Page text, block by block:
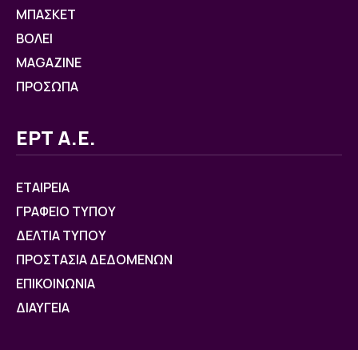
ΜΠΑΣΚΕΤ
ΒOΛΕΙ
MAGAZINE
ΠΡΟΣΩΠΑ
ΕΡΤ Α.Ε.
ΕΤΑΙΡΕΙΑ
ΓΡΑΦΕΙΟ ΤΥΠΟΥ
ΔΕΛΤΙΑ ΤΥΠΟΥ
ΠΡΟΣΤΑΣΙΑ ΔΕΔΟΜΕΝΩΝ
ΕΠΙΚΟΙΝΩΝΙΑ
ΔΙΑΥΓΕΙΑ